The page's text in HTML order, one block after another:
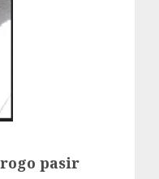
pasir